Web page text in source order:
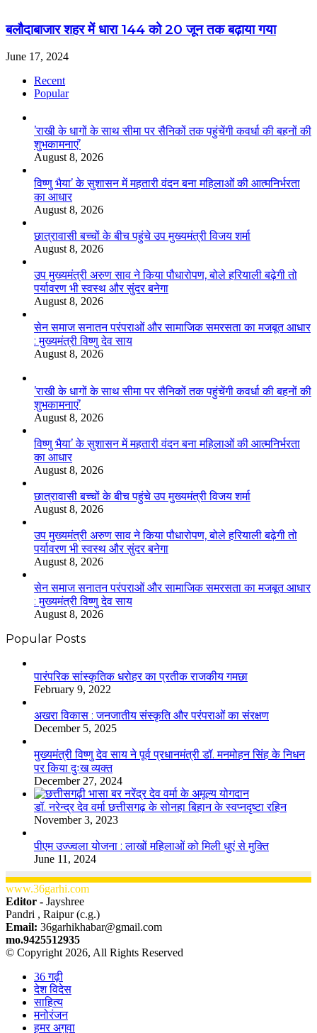
बलौदाबाजार शहर में धारा 144 को 20 जून तक बढ़ाया गया
June 17, 2024
Recent
Popular
’राखी के धागों के साथ सीमा पर सैनिकों तक पहुंचेंगी कवर्धा की बहनों की
शुभकामनाएं’
August 8, 2026
विष्णु भैया’ के सुशासन में महतारी वंदन बना महिलाओं की आत्मनिर्भरता
का आधार
August 8, 2026
छात्रावासी बच्चों के बीच पहुंचे उप मुख्यमंत्री विजय शर्मा
August 8, 2026
उप मुख्यमंत्री अरुण साव ने किया पौधारोपण, बोले हरियाली बढ़ेगी तो
पर्यावरण भी स्वस्थ और सुंदर बनेगा
August 8, 2026
सेन समाज सनातन परंपराओं और सामाजिक समरसता का मजबूत आधार
: मुख्यमंत्री विष्णु देव साय
August 8, 2026
’राखी के धागों के साथ सीमा पर सैनिकों तक पहुंचेंगी कवर्धा की बहनों की
शुभकामनाएं’
August 8, 2026
विष्णु भैया’ के सुशासन में महतारी वंदन बना महिलाओं की आत्मनिर्भरता
का आधार
August 8, 2026
छात्रावासी बच्चों के बीच पहुंचे उप मुख्यमंत्री विजय शर्मा
August 8, 2026
उप मुख्यमंत्री अरुण साव ने किया पौधारोपण, बोले हरियाली बढ़ेगी तो
पर्यावरण भी स्वस्थ और सुंदर बनेगा
August 8, 2026
सेन समाज सनातन परंपराओं और सामाजिक समरसता का मजबूत आधार
: मुख्यमंत्री विष्णु देव साय
August 8, 2026
Popular Posts
​​​​​​​पारंपरिक सांस्कृतिक धरोहर का प्रतीक राजकीय गमछा
February 9, 2022
अखरा विकास : जनजातीय संस्कृति और परंपराओं का संरक्षण
December 5, 2025
मुख्यमंत्री विष्णु देव साय ने पूर्व प्रधानमंत्री डॉ. मनमोहन सिंह के निधन
पर किया दुःख व्यक्त
December 27, 2024
डॉ. नरेन्द्र देव वर्मा छत्तीसगढ़ के सोनहा बिहान के स्वप्नदृष्टा रहिन
November 3, 2023
पीएम उज्ज्वला योजना : लाखों महिलाओं को मिली धुएं से मुक्ति
June 11, 2024
www.36garhi.com
Editor - Jayshree
Pandri , Raipur (c.g.)
Email: 36garhikhabar@gmail.com
mo.9425512935
© Copyright 2026, All Rights Reserved
36 गढ़ी
देश विदेस
साहित्य
मनोरंजन
हमर अगुवा